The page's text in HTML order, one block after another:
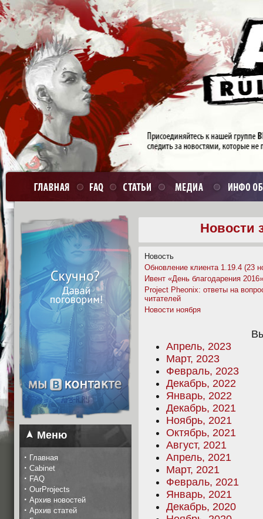
Меню
· Главная
· Cabinet
· FAQ
· OurProjects
· Архив новостей
· Архив статей
Новости
Новость
Обновление клиента 1.19.4 (23
Ивент «День благодарения 2016»
Project Pheonix: ответы на
читателей
Новости ноября
Апрель, 2023
Март, 2023
Февраль, 2023
Декабрь, 2022
Январь, 2022
Декабрь, 2021
Ноябрь, 2021
Октябрь, 2021
Август, 2021
Апрель, 2021
Март, 2021
Февраль, 2021
Январь, 2021
Декабрь, 2020